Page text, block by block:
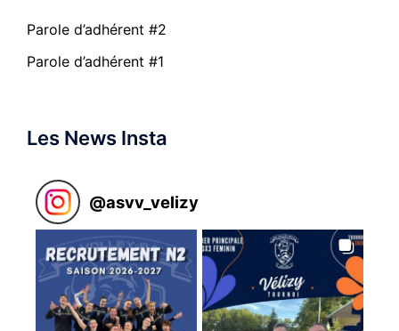
Parole d’adhérent #2
Parole d’adhérent #1
Les News Insta
@asvv_velizy